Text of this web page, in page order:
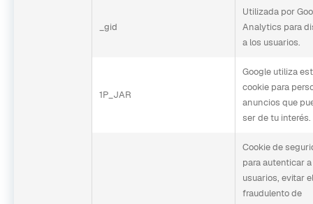
_gid
Utilizada por
Analytics para
a los usuarios.
1P_JAR
Google utiliza
cookie para
anuncios que
ser de tu interés.
Cookie de
para autenticar a
usuarios, evitar
fraudulento de